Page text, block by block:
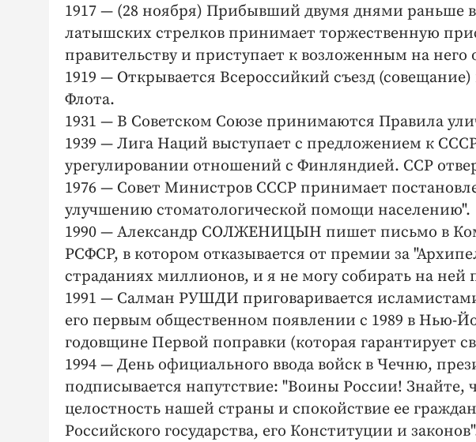
1917 — (28 ноября) Прибывший двумя днями раньше
латышских стрелков принимает торжественную
правительству и приступает к возложенным на
1919 — Открывается Всероссийкий съезд
Флота.
1931 — В Советском Союзе принимаются Правила
1939 — Лига Наций выступает с предложением к
урегулировании отношений с Финляндией. ССР
1976 — Совет Министров СССР принимает
улучшению стоматологической помощи населению".
1990 — Александр СОЛЖЕНИЦЫН пишет письмо в
РСФСР, в котором отказывается от премии за
страданиях миллионов, и я не могу собирать на ней
1991 — Салман РУШДИ приговаривается
его первым общественном появлении с 1989 в Нью-
годовщине Первой поправки (которая гарантирует
1994 — День официального ввода войск в Чечню,
подписывается напутствие: "Воины России! Знайте,
целостность нашей страны и спокойствие ее
Российского государства, его Конституции и